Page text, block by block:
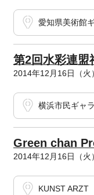
愛知県美術館
第2回水彩連盟
2014年12月16日（火
横浜市民ギャ
Green chan
2014年12月16日（火
KUNST ARZT